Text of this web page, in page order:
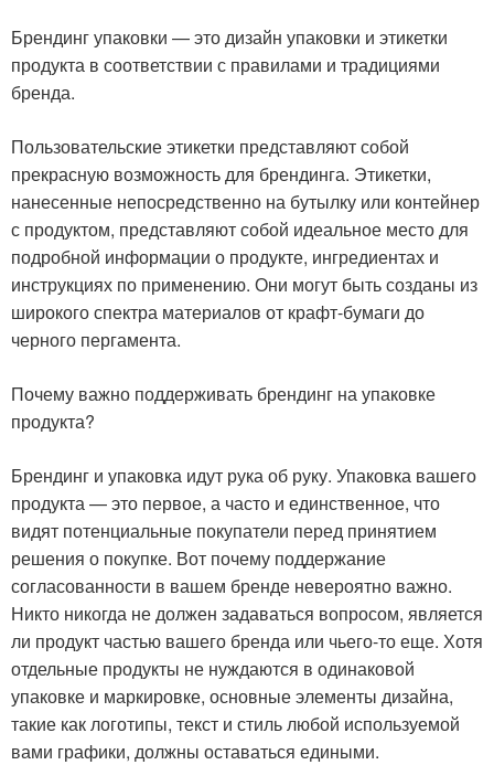
Брендинг упаковки — это дизайн упаковки и этикетки
продукта в соответствии с правилами и традициями
бренда.
Пользовательские этикетки представляют собой
прекрасную возможность для брендинга. Этикетки,
нанесенные непосредственно на бутылку или контейнер
с продуктом, представляют собой идеальное место для
подробной информации о продукте, ингредиентах и ​​
инструкциях по применению. Они могут быть созданы из
широкого спектра материалов от крафт-бумаги до
черного пергамента.
Почему важно поддерживать брендинг на упаковке
продукта?
Брендинг и упаковка идут рука об руку. Упаковка вашего
продукта — это первое, а часто и единственное, что
видят потенциальные покупатели перед принятием
решения о покупке. Вот почему поддержание
согласованности в вашем бренде невероятно важно.
Никто никогда не должен задаваться вопросом, является
ли продукт частью вашего бренда или чьего-то еще. Хотя
отдельные продукты не нуждаются в одинаковой
упаковке и маркировке, основные элементы дизайна,
такие как логотипы, текст и стиль любой используемой
вами графики, должны оставаться едиными.